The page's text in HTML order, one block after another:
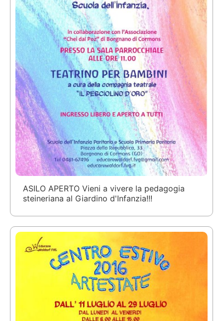
ASILO APERTO Vieni a vivere la pedagogia
steineriana al Giardino d'Infanzia!!!